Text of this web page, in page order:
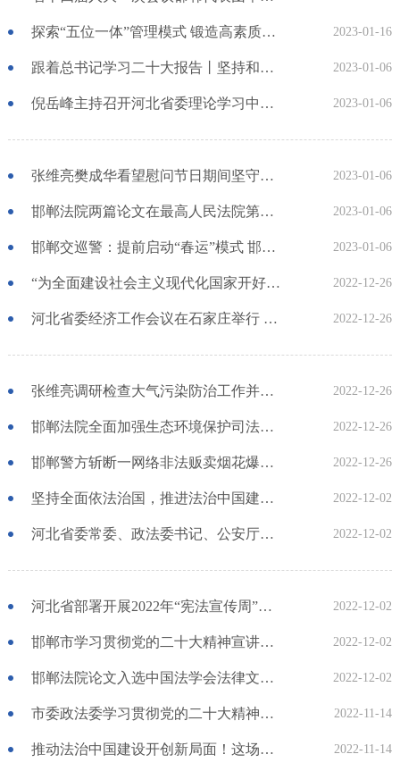
探索“五位一体”管理模式 锻造高素质政法队伍 2023-01-16
跟着总书记学习二十大报告丨坚持和发展中国特色社会主义不动摇 2023-01-06
倪岳峰主持召开河北省委理论学习中心组学习会 2023-01-06
张维亮樊成华看望慰问节日期间坚守一线干部职工并向全市广大医务人员致以崇高敬意 2023-01-06
邯郸法院两篇论文在最高人民法院第三届人民法庭高质量发展论坛征文中获奖 2023-01-06
邯郸交巡警：提前启动“春运”模式 邯郸市交巡警全力保障群众平安有序出行 2023-01-06
“为全面建设社会主义现代化国家开好局起好步” ——2022年中央经济工作会议侧记 2022-12-26
河北省委经济工作会议在石家庄举行 倪岳峰讲话 2022-12-26
张维亮调研检查大气污染防治工作并主持召开专题调度会议 樊成华参加 2022-12-26
邯郸法院全面加强生态环境保护司法协作的经验做法入选全省法院2022年度服务保障京津冀协同发展典型事例 2022-12-26
邯郸警方斩断一网络非法贩卖烟花爆竹链条 2022-12-26
坚持全面依法治国，推进法治中国建设——各地贯彻落实 党的二十大精神推动全面依法治国观察 2022-12-02
河北省委常委、政法委书记、公安厅厅长董晓宇：学思用贯通 知信行统一 坚决筑牢拱卫首都安全的“护城河” 2022-12-02
河北省部署开展2022年“宪法宣传周”宣传活动 2022-12-02
邯郸市学习贯彻党的二十大精神宣讲报告会举行 2022-12-02
邯郸法院论文入选中国法学会法律文书学研究会2022年学术年会论文集 2022-12-02
市委政法委学习贯彻党的二十大精神第一阶段情况 2022-11-14
推动法治中国建设开创新局面！这场记者招待会，还有这些重磅消息…… 2022-11-14